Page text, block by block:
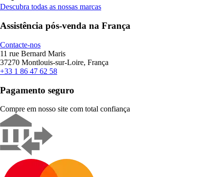
Descubra todas as nossas marcas
Assistência pós-venda na França
Contacte-nos
11 rue Bernard Maris
37270 Montlouis-sur-Loire, França
+33 1 86 47 62 58
Pagamento seguro
Compre em nosso site com total confiança